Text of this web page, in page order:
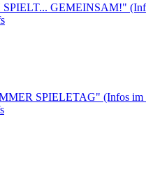
GEMEINSAM!"
SPIELETAG" (Infos im